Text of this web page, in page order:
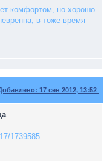
комфортом, но хорошо
в тоже время
17 сен 2012, 13:52
1739585